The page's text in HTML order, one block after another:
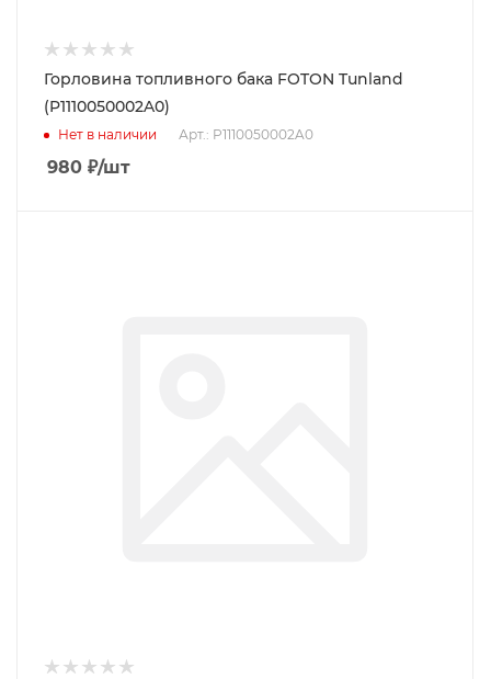
Горловина топливного бака FOTON Tunland
(P1110050002A0)
Нет в наличии Арт.: P1110050002A0
980 ₽/шт